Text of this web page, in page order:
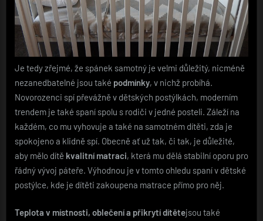
Je tedy zřejmé, že spánek samotný je velmi důležitý, nicméně
nezanedbatelné jsou také podmínky, v nichž probíhá.
Novorozenci spí převážně v dětských postýlkách, moderním
trendem je také spaní spolu s rodiči v jedné posteli. Záleží na
každém, co mu vyhovuje a také na samotném dítěti, zda je
spokojeno a klidně spí. Obecně ať už tak, či tak, je důležité,
aby mělo dítě kvalitní matraci, která mu dělá stabilní oporu pro
řádný vývoj páteře. Výhodnou je v tomto ohledu spaní v dětské
postýlce, kde je dítěti zakoupena matrace přímo pro něj.
Teplota v místnosti, oblečení a přikrytí dítětejsou také